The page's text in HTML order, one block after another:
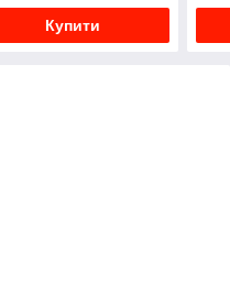
Купити